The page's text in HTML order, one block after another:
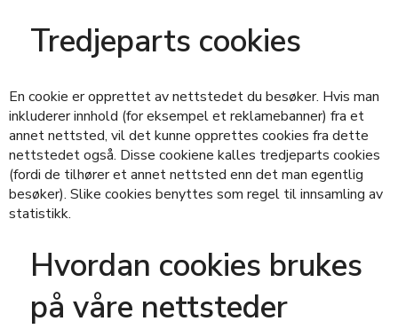
Tredjeparts cookies
En cookie er opprettet av nettstedet du besøker. Hvis man
inkluderer innhold (for eksempel et reklamebanner) fra et
annet nettsted, vil det kunne opprettes cookies fra dette
nettstedet også. Disse cookiene kalles tredjeparts cookies
(fordi de tilhører et annet nettsted enn det man egentlig
besøker). Slike cookies benyttes som regel til innsamling av
statistikk.
Hvordan cookies brukes
på våre nettsteder